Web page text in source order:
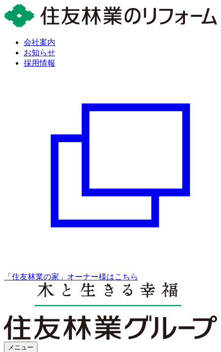
会社案内
お知らせ
採用情報
「住友林業の家」オーナー様はこちら
メニュー